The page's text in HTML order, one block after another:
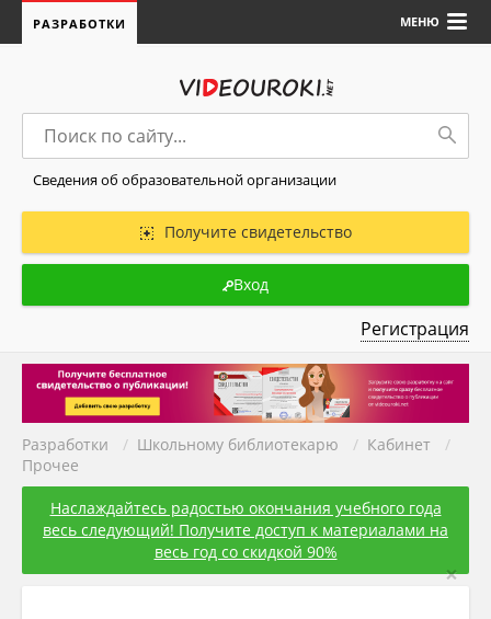
МЕНЮ
РАЗРАБОТКИ
Сведения об образовательной организации
Получите свидетельство
Вход
Регистрация
Разработки / Школьному библиотекарю / Кабинет
/
Прочее
Наслаждайтесь радостью окончания учебного года
весь следующий! Получите доступ к материалами на
весь год со скидкой 90%
×